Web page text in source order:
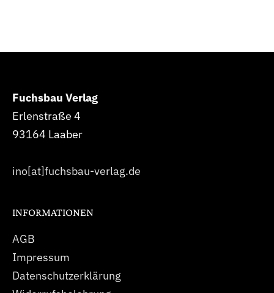
Fuchsbau Verlag
Erlenstraße 4
93164 Laaber
ino[at]fuchsbau-verlag.de
INFORMATIONEN
AGB
Impressum
Datenschutzerklärung